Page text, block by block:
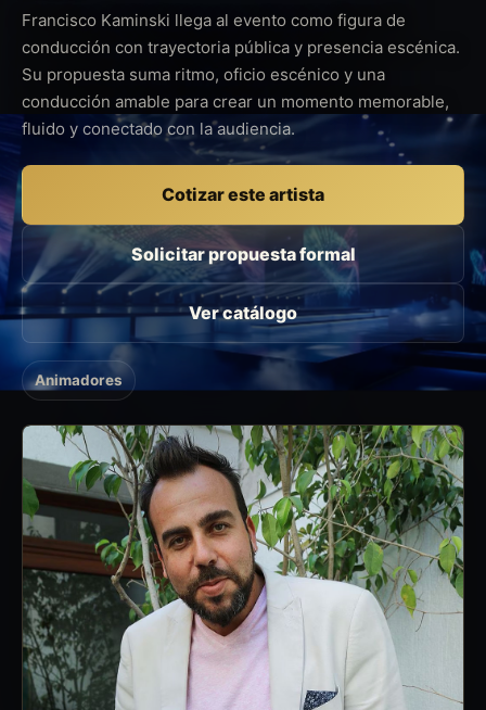
Francisco Kaminski llega al evento como figura de
conducción con trayectoria pública y presencia escénica.
Su propuesta suma ritmo, oficio escénico y una
conducción amable para crear un momento memorable,
fluido y conectado con la audiencia.
Cotizar este artista
Solicitar propuesta formal
Ver catálogo
Animadores